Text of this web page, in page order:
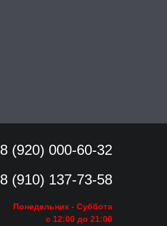
8 (920) 000-60-32
8 (910) 137-73-58
Понедельник - Суббота
с 12:00 до 21:00